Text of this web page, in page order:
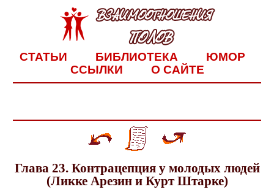
СТАТЬИ БИБЛИОТЕКА
ЮМОР
ССЫЛКИ
О САЙТЕ
Глава 23. Контрацепция у молодых людей
(Ликке Арезин и Курт Штарке)